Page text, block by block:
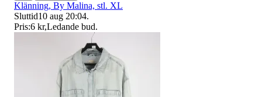
Klänning, By Malina, stl. XL
Sluttid10 aug 20:04.
Pris:6 kr,Ledande bud.